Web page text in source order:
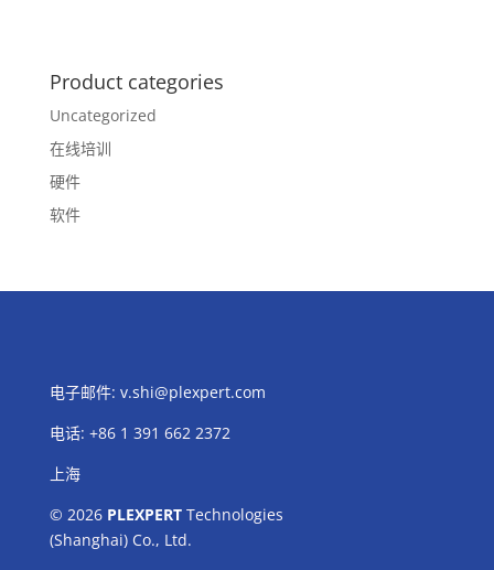
Product categories
Uncategorized
在线培训
硬件
软件
电子邮件: v.shi@plexpert.com
电话: +86 1 391 662 2372
上海
© 2026 PLEXPERTTechnologies
(Shanghai) Co., Ltd.